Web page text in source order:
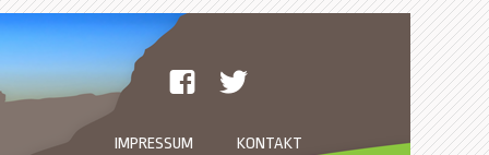
facebook
IMPRESSUM
KONTAKT